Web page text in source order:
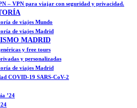
– VPN para viajar con seguridad y privacidad.
de viajes Mundo
de viajes Madrid
MADRID
y free tours
y personalizadas
de viajes Madrid
COVID-19 SARS-CoV-2
’24